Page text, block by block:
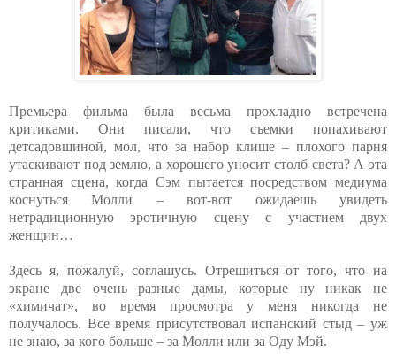
Премьера фильма была весьма прохладно встречена
критиками. Они писали, что съемки попахивают
детсадовщиной, мол, что за набор клише – плохого парня
утаскивают под землю, а хорошего уносит столб света? А эта
странная сцена, когда Сэм пытается посредством медиума
коснуться Молли – вот-вот ожидаешь увидеть
нетрадиционную эротичную сцену с участием двух
женщин…
Здесь я, пожалуй, соглашусь. Отрешиться от того, что на
экране две очень разные дамы, которые ну никак не
«химичат», во время просмотра у меня никогда не
получалось. Все время присутствовал испанский стыд – уж
не знаю, за кого больше – за Молли или за Оду Мэй.